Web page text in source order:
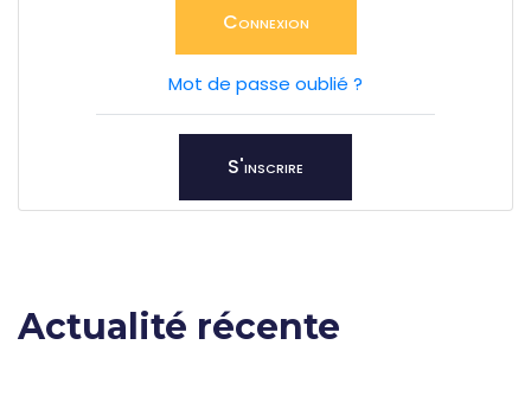
Connexion
Mot de passe oublié ?
S'inscrire
Actualité récente